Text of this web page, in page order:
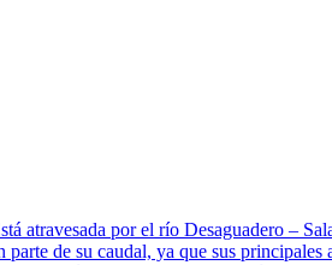
atravesada por el río Desaguadero –
de su caudal, ya que sus